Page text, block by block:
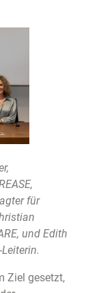
für
und Edith
Ziel gesetzt,